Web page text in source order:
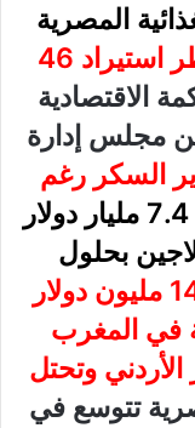
المصرية
السودان يحظر استيراد 46
الاقتصادية
مجلس إدارة
السكر رغم
7.4 مليار دولار
بحلول
فرص تصديرية بـ146 مليون دولار
في المغرب
وتحتل
تتوسع في